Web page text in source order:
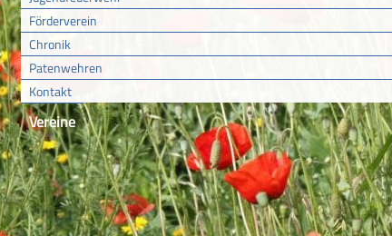
Förderverein
Chronik
Patenwehren
Kontakt
Vereine